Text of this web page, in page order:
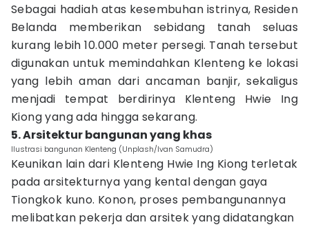
Sebagai hadiah atas kesembuhan istrinya, Residen
Belanda memberikan sebidang tanah seluas
kurang lebih 10.000 meter persegi. Tanah tersebut
digunakan untuk memindahkan Klenteng ke lokasi
yang lebih aman dari ancaman banjir, sekaligus
menjadi tempat berdirinya Klenteng Hwie Ing
Kiong yang ada hingga sekarang.
5. Arsitektur bangunan yang khas
Ilustrasi bangunan Klenteng (Unplash/Ivan Samudra)
Keunikan lain dari Klenteng Hwie Ing Kiong terletak
pada arsitekturnya yang kental dengan gaya
Tiongkok kuno. Konon, proses pembangunannya
melibatkan pekerja dan arsitek yang didatangkan